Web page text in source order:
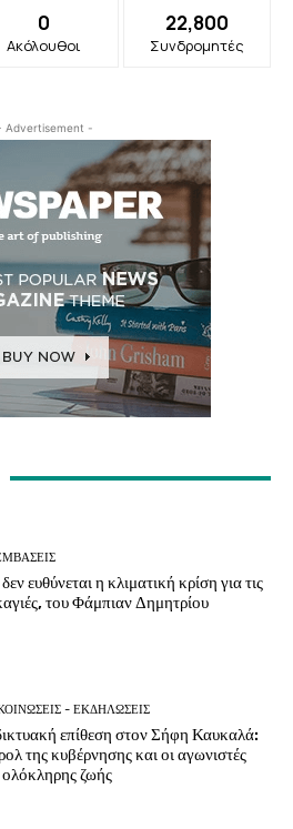
0
Ακόλουθοι
22,800
Συνδρομητές
Advertisement -
ευθύνεται η κλιματική κρίση για τις
του Φάμπιαν Δημητρίου
- ΕΚΔΗΛΩΣΕΙΣ
επίθεση στον Σήφη Καυκαλά:
της κυβέρνησης και οι αγωνιστές
ολόκληρης ζωής